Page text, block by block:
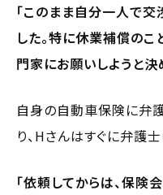
「このまま自分一人で
した。特に休業補償の
門家にお願いしようと決
自身の自動車保険に弁
り、Hさんはすぐに弁護
「依頼してからは、保険